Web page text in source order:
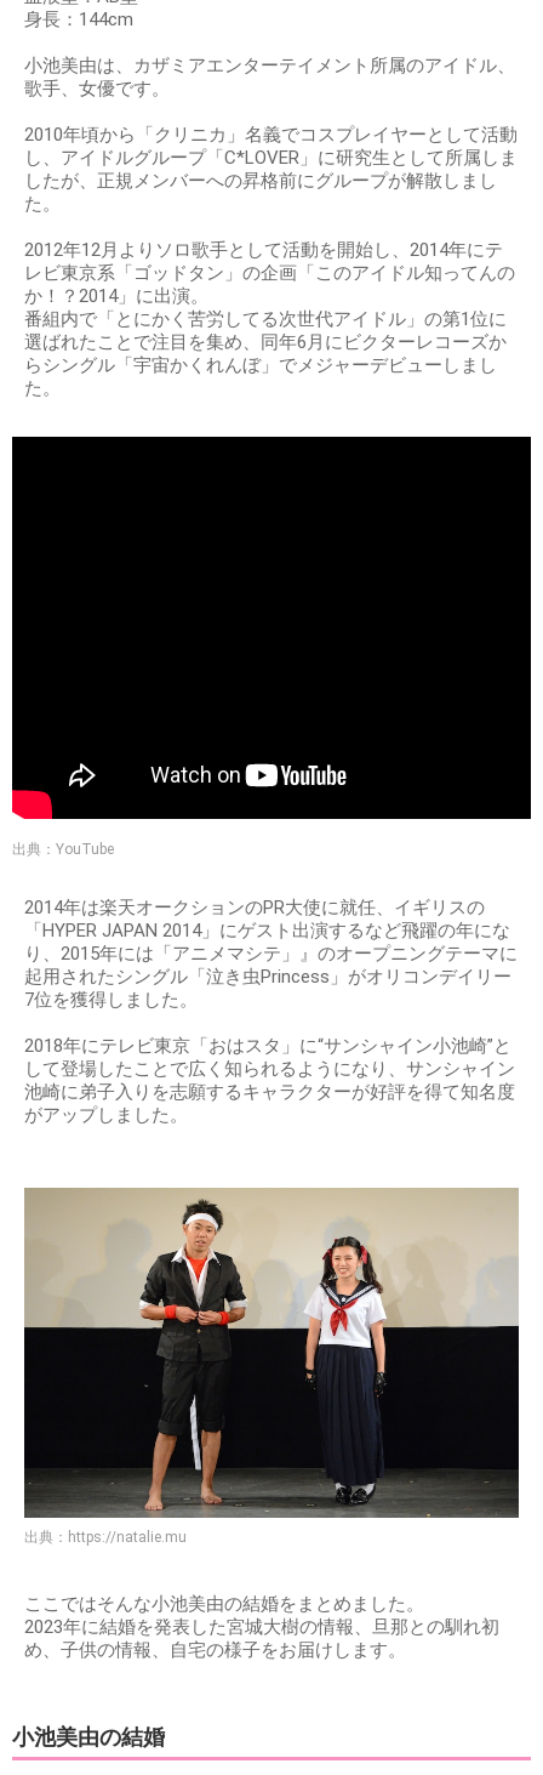
身長：144cm
小池美由は、カザミアエンターテイメント所属のアイドル、
歌手、女優です。
2010年頃から「クリニカ」名義でコスプレイヤーとして活動
し、アイドルグループ「C*LOVER」に研究生として所属しま
したが、正規メンバーへの昇格前にグループが解散しまし
た。
2012年12月よりソロ歌手として活動を開始し、2014年にテ
レビ東京系「ゴッドタン」の企画「このアイドル知ってんの
か！？2014」に出演。
番組内で「とにかく苦労してる次世代アイドル」の第1位に
選ばれたことで注目を集め、同年6月にビクターレコーズか
らシングル「宇宙かくれんぼ」でメジャーデビューしまし
た。
出典：YouTube
2014年は楽天オークションのPR大使に就任、イギリスの
「HYPER JAPAN 2014」にゲスト出演するなど飛躍の年にな
り、2015年には「アニメマシテ」』のオープニングテーマに
起用されたシングル「泣き虫Princess」がオリコンデイリー
7位を獲得しました。
2018年にテレビ東京「おはスタ」に“サンシャイン小池崎”と
して登場したことで広く知られるようになり、サンシャイン
池崎に弟子入りを志願するキャラクターが好評を得て知名度
がアップしました。
出典： https://natalie.mu
ここではそんな小池美由の結婚をまとめました。
2023年に結婚を発表した宮城大樹の情報、旦那との馴れ初
め、子供の情報、自宅の様子をお届けします。
小池美由の結婚